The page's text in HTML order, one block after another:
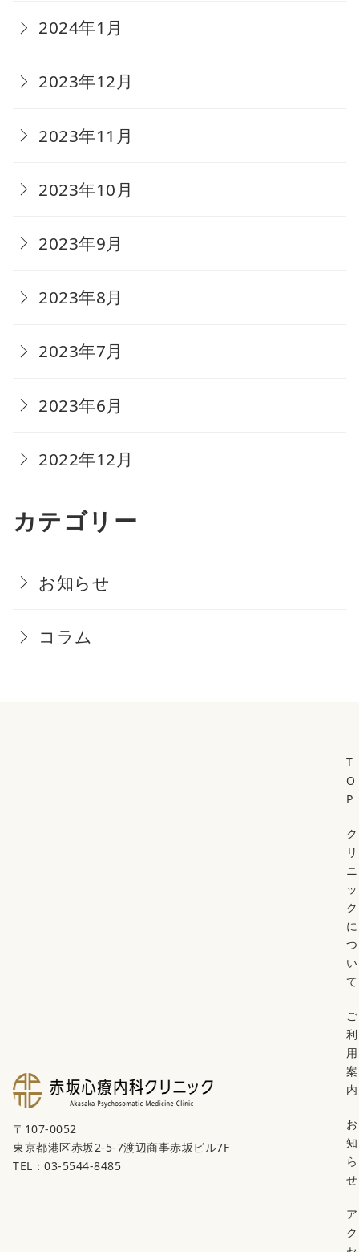
2024年1月
2023年12月
2023年11月
2023年10月
2023年9月
2023年8月
2023年7月
2023年6月
2022年12月
カテゴリー
お知らせ
コラム
〒107-0052
東京都港区赤坂2-5-7渡辺商事赤坂ビル7F
TEL：03-5544-8485
T
O
P
ク
リ
ニ
ッ
ク
に
つ
い
て
ご
利
用
案
内
お
知
ら
せ
ア
ク